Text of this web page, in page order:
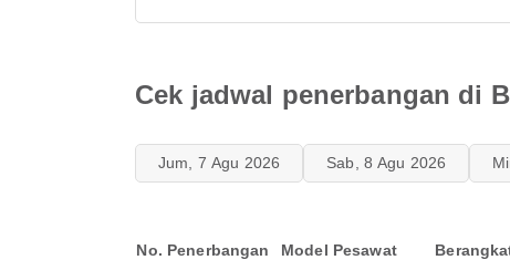
Cek jadwal penerbangan di
Jum, 7 Agu 2026 Sab, 8 Agu 2026
No. Penerbangan Model Pesawat